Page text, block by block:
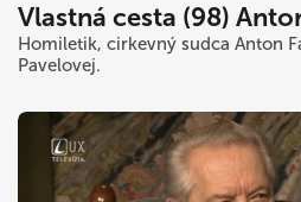
Vlastná cesta (98)
Homiletik, cirkevný sudca Anton
Pavelovej.